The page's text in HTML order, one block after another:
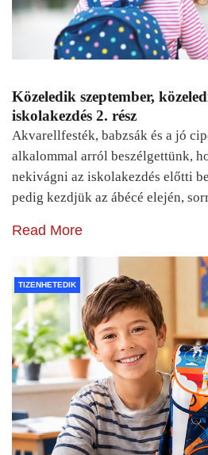
Közeledik szeptember,
iskolakezdés 2. rész
Akvarellfesték, babzsák és a jó
alkalommal arról beszélgettünk,
nekivágni az iskolakezdés előtti
pedig kezdjük az ábécé elején,
Read More
TIZENHETEDIK